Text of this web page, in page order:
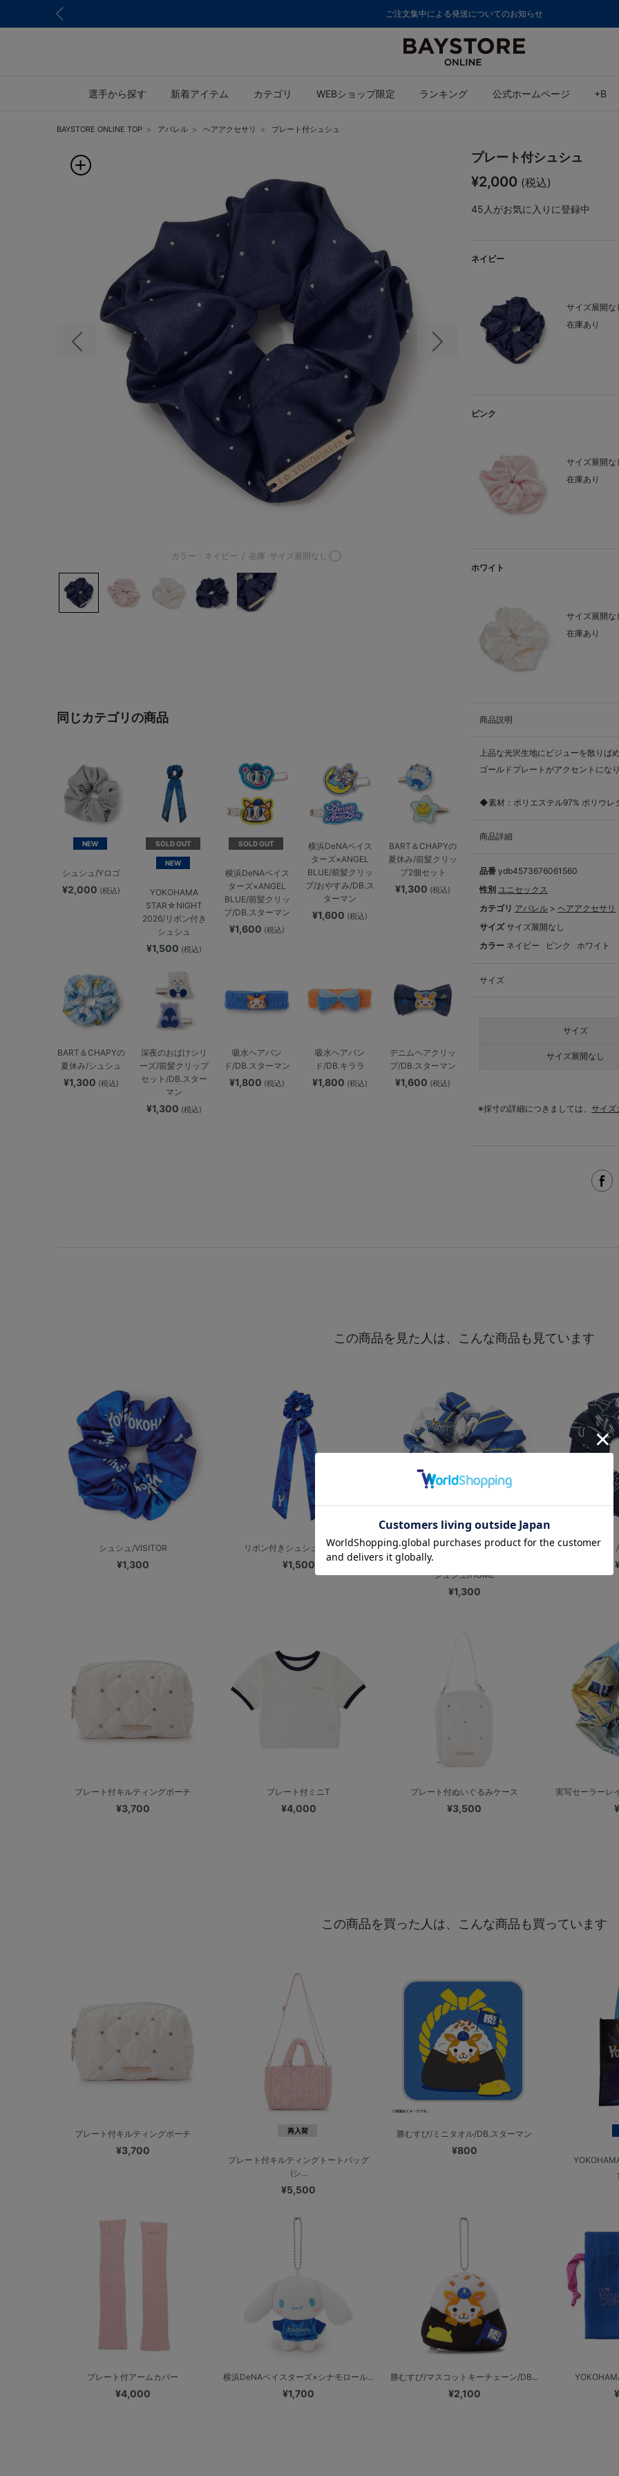
ご注文集中による発送についてのお知らせ
選手から探す 新着アイテム カテゴリ WEBショップ限定 ランキング 公式ホームページ +B
BAYSTORE ONLINE TOP アパレル ヘアアクセサリ プレート付シュシュ
前の画像 次の画像
カラー：ネイビー / 在庫 サイズ展開なし:◯
同じカテゴリの商品
NEW
シュシュ/Yロゴ
¥2,000 (税込)
SOLD OUT
NEW
YOKOHAMA
STAR☆NIGHT
2026/リボン付き
シュシュ
¥1,500 (税込)
SOLD OUT
横浜DeNAベイス
ターズ×ANGEL
BLUE/前髪クリッ
プ/DB.スターマン
¥1,600 (税込)
横浜DeNAベイス
ターズ×ANGEL
BLUE/前髪クリッ
プ/おやすみ/DB.ス
ターマン
¥1,600 (税込)
BART＆CHAPYの
夏休み/前髪クリッ
プ2個セット
¥1,300 (税込)
BART＆CHAPYの
夏休み/シュシュ
¥1,300 (税込)
深夜のおばけシリ
ーズ/前髪クリップ
セット/DB.スター
マン
¥1,300 (税込)
吸水ヘアバン
ド/DB.スターマン
¥1,800 (税込)
吸水ヘアバン
ド/DB.キララ
¥1,800 (税込)
デニムヘアクリッ
プ/DB.スターマン
¥1,600 (税込)
プレート付シュシュ
¥2,000 (税込)
45 人がお気に入りに登録中
ネイビー
サイズ展開な
在庫あり
ピンク
サイズ展開な
在庫あり
ホワイト
サイズ展開な
在庫あり
商品説明
上品な光沢生地にビジューを散りば
ゴールドプレートがアクセントにな
◆素材：ポリエステル97% ポリウレ
商品詳細
品番 ydb4573676061560
性別 ユニセックス
カテゴリ アパレル > ヘアアクセサリ
サイズ サイズ展開なし
カラー ネイビー ピンク ホワイト
サイズ
サイズ
サイズ展開なし
※採寸の詳細につきましては、 サイズ
この商品を見た人は、こんな商品も見ています
シュシュ/VISITOR
¥1,300
リボン付きシュシュ/VISITOR
¥1,500
再入荷
シュシュ/HOME
¥1,300
【+B】
プレート付キルティングポーチ
¥3,700
プレート付ミニT
¥4,000
プレート付ぬいぐるみケース
¥3,500
実写セーラーレ
この商品を買った人は、こんな商品も買っています
プレート付キルティングポーチ
¥3,700
再入荷
プレート付キルティングトートバッグ
(シ...
¥5,500
勝むすび/ミニタオル/DB.スターマン
¥800
プレート付アームカバー
¥4,000
横浜DeNAベイスターズ×シナモロール...
¥1,700
勝むすび/マスコットキーチェーン/DB...
¥2,100